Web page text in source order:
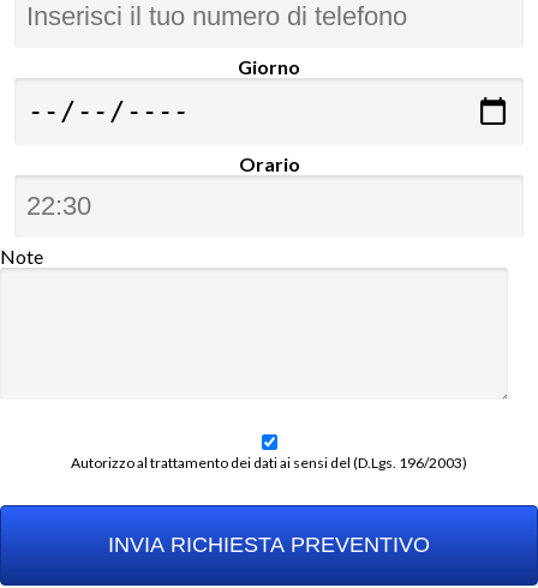
Giorno
Orario
Note
Autorizzo al trattamento dei dati ai sensi del (D.Lgs. 196/2003)